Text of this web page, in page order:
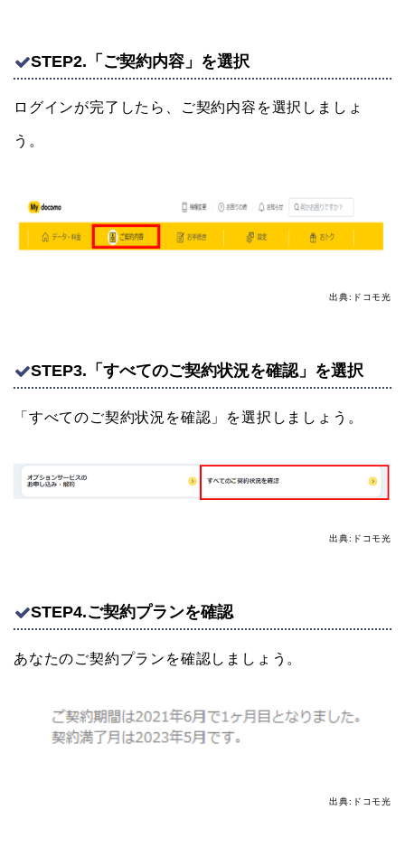
STEP2.「ご契約内容」を選択
ログインが完了したら、ご契約内容を選択しましょ
う。
出典:ドコモ光
STEP3.「すべてのご契約状況を確認」を選択
「すべてのご契約状況を確認」を選択しましょう。
出典:ドコモ光
STEP4.ご契約プランを確認
あなたのご契約プランを確認しましょう。
出典:ドコモ光